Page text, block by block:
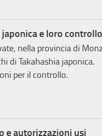
e loro controllo
nella provincia di
di Takahashia japonica.
per il controllo.
e autorizzazioni usi